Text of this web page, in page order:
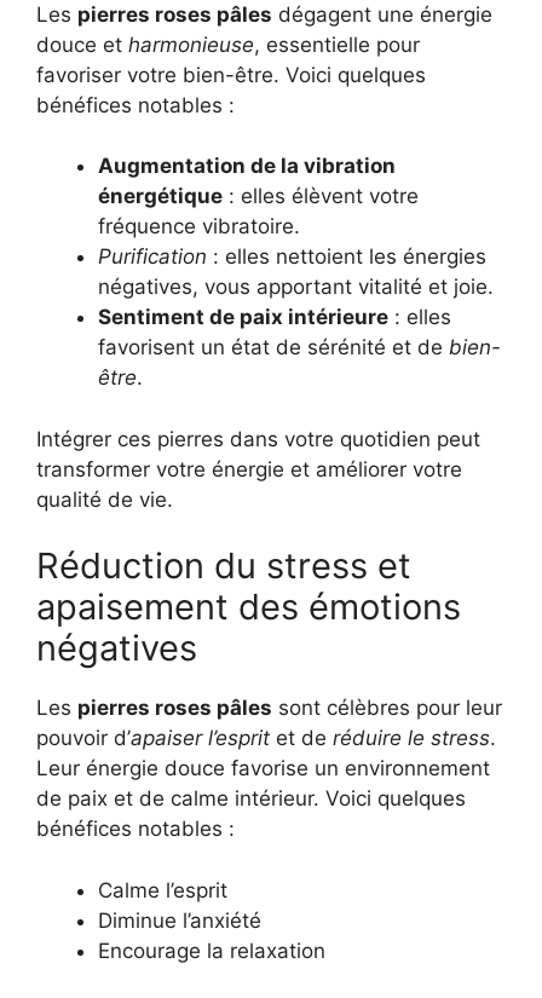
Les pierres roses pâles dégagent une énergie
douce et harmonieuse, essentielle pour
favoriser votre bien-être. Voici quelques
bénéfices notables :
Augmentation de la vibration
énergétique : elles élèvent votre
fréquence vibratoire.
Purification : elles nettoient les énergies
négatives, vous apportant vitalité et joie.
Sentiment de paix intérieure : elles
favorisent un état de sérénité et de bien-
être.
Intégrer ces pierres dans votre quotidien peut
transformer votre énergie et améliorer votre
qualité de vie.
Réduction du stress et
apaisement des émotions
négatives
Les pierres roses pâles sont célèbres pour leur
pouvoir d’apaiser l’esprit et de réduire le stress.
Leur énergie douce favorise un environnement
de paix et de calme intérieur. Voici quelques
bénéfices notables :
Calme l’esprit
Diminue l’anxiété
Encourage la relaxation